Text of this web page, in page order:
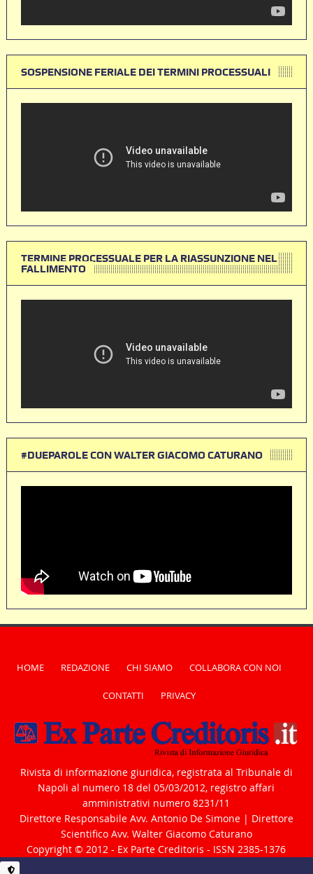
SOSPENSIONE FERIALE DEI TERMINI PROCESSUALI
TERMINE PROCESSUALE PER LA RIASSUNZIONE NEL
FALLIMENTO
#DUEPAROLE CON WALTER GIACOMO CATURANO
HOME REDAZIONE CHI SIAMO COLLABORA CON NOI
CONTATTI PRIVACY
Rivista di informazione giuridica, registrata al Tribunale di
Napoli al numero 18 del 05/03/2012, registro affari
amministrativi numero 8231/11
Direttore Responsabile Avv. Antonio De Simone | Direttore
Scientifico Avv. Walter Giacomo Caturano
Copyright © 2012 - Ex Parte Creditoris - ISSN 2385-1376